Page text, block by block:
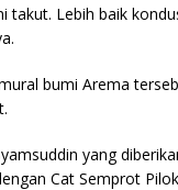
takut. Lebih baik
bumi Arema
yang
Cat Semprot